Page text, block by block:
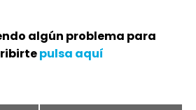
algún problema para
pulsa aquí